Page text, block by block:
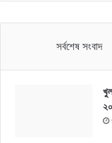
সর্বশেষ সংবাদ